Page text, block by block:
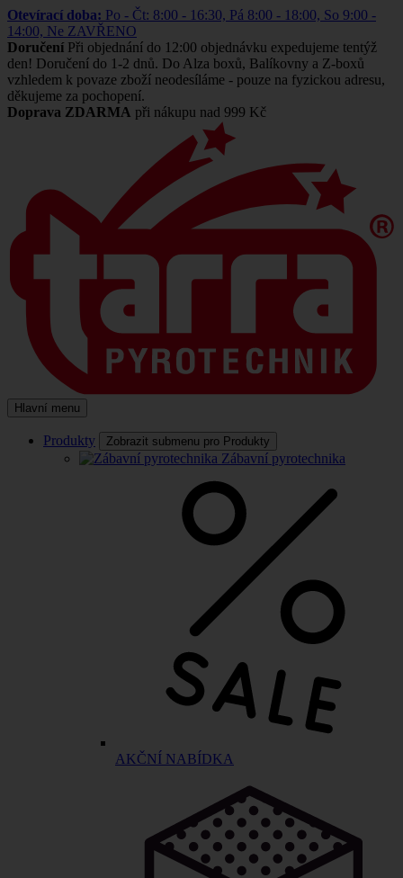
Otevírací doba: Po - Čt: 8:00 - 16:30, Pá 8:00 - 18:00, So 9:00 -
14:00, Ne ZAVŘENO
Doručení Při objednání do 12:00 objednávku expedujeme tentýž
den! Doručení do 1-2 dnů. Do Alza boxů, Balíkovny a Z-boxů
vzhledem k povaze zboží neodesíláme - pouze na fyzickou adresu,
děkujeme za pochopení.
Doprava ZDARMA při nákupu nad 999 Kč
Hlavní menu
Produkty Zobrazit submenu pro Produkty
Zábavní pyrotechnika
AKČNÍ NABÍDKA